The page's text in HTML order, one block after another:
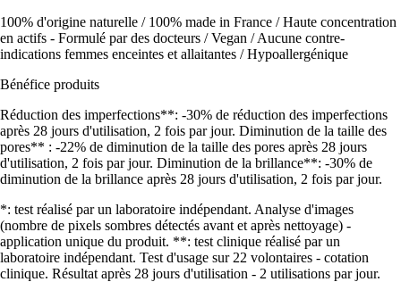
100% d'origine naturelle / 100% made in France / Haute concentration
en actifs - Formulé par des docteurs / Vegan / Aucune contre-
indications femmes enceintes et allaitantes / Hypoallergénique
Bénéfice produits
Réduction des imperfections**: -30% de réduction des imperfections
après 28 jours d'utilisation, 2 fois par jour. Diminution de la taille des
pores** : -22% de diminution de la taille des pores après 28 jours
d'utilisation, 2 fois par jour. Diminution de la brillance**: -30% de
diminution de la brillance après 28 jours d'utilisation, 2 fois par jour.
*: test réalisé par un laboratoire indépendant. Analyse d'images
(nombre de pixels sombres détectés avant et après nettoyage) -
application unique du produit. **: test clinique réalisé par un
laboratoire indépendant. Test d'usage sur 22 volontaires - cotation
clinique. Résultat après 28 jours d'utilisation - 2 utilisations par jour.